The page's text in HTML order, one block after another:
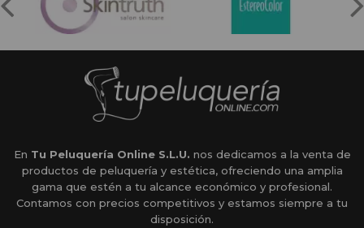
En Tu Peluquería Online S.L.U. nos dedicamos a la venta de
productos de peluquería y estética, ofreciendo una amplia
gama que estén a tu alcance económico y profesional.
Contamos con precios competitivos y estamos siempre a tu
disposición.